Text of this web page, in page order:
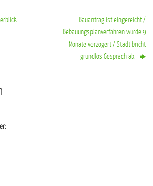
Bauantrag ist eingereicht /
Bebauungsplanverfahren wurde 9
Monate verzögert / Stadt bricht
grundlos Gespräch ab.